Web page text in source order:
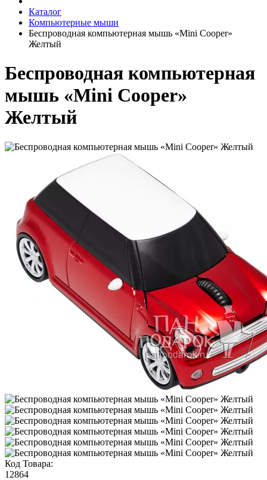
Каталог
Компьютерные мыши
Беспроводная компьютерная мышь «Mini Cooper»
Желтый
Беспроводная компьютерная
мышь «Mini Cooper»
Желтый
Код Товара:
12864